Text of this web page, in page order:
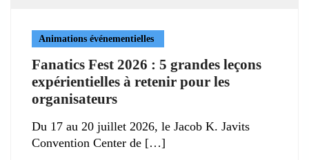
Animations événementielles
Fanatics Fest 2026 : 5 grandes leçons
expérientielles à retenir pour les
organisateurs
Du 17 au 20 juillet 2026, le Jacob K. Javits
Convention Center de